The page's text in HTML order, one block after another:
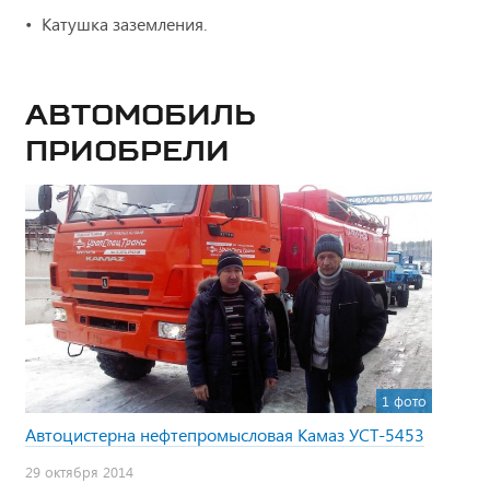
Катушка заземления.
Автомобиль
приобрели
1 фото
Автоцистерна нефтепромысловая Камаз УСТ-5453
29 октября 2014